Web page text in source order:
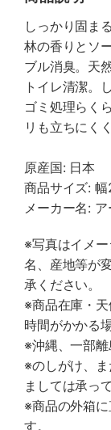
しっかり固ま
林の香りとソ
ブル消臭。天
トイレ清潔。
ゴミ処理らく
リも立ちにく
原産国: 日本
商品サイズ:
メーカー名:
※写真はイメ
名、産地等が
承ください。
※商品在庫・
時間がかかる
※沖縄、一部離
※のしがけ、
ましては承っ
※商品の外箱
す。